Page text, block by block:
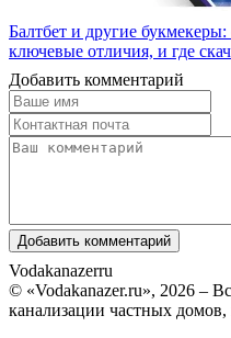
Балтбет и другие
ключевые отличия, и где
Добавить комментарий
Vodakanazerru
© «Vodakanazer.ru», 2026 –
канализации частных